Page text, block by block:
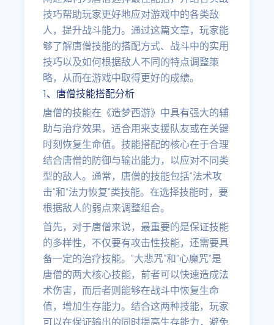
技巧帮助玩家更好地应对游戏中的各类敌
人，提升战斗能力。通过这篇文章，玩家能
够了解唐僧技能的搭配方式、战斗中的实用
技巧以及如何根据敌人不同的特点调整策
略，从而在游戏中取得更好的成绩。
1、唐僧技能搭配分析
唐僧的技能在《造梦西游》中具有强大的辅
助与治疗效果，适合用来支援队友或在关键
时刻恢复生命值。技能搭配的核心在于合理
结合唐僧的防御与输出能力，以应对不同类
型的敌人。通常，唐僧的技能包括“法术攻
击”和“法力恢复”类技能。在选择技能时，要
根据敌人的弱点来调整组合。
首先，对于唐僧来说，最重要的是保证技能
的多样性，不仅要有攻击性技能，还需要具
备一定的治疗技能。“大悲咒”和“心魔咒”是
唐僧的两大核心技能，前者可以快速造成法
术伤害，而后者则能够在战斗中恢复生命
值，增加生存能力。结合这两种技能，玩家
可以在保证输出的同时提高生存能力，避免